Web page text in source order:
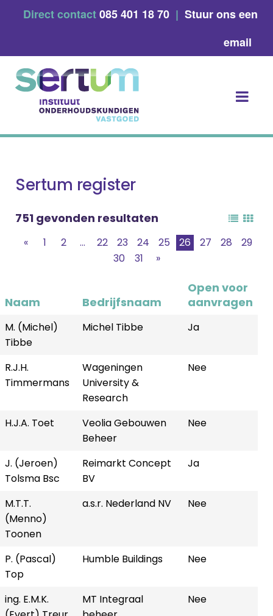
Direct contact085 401 18 70 | Stuur ons een
email
Sertum register
751 gevonden resultaten
« 1 2 ... 22 23 24 25 26 27 28
29
30
31 »
Naam Bedrijfsnaam
Open voor
aanvragen
M. (Michel)
Tibbe
Michel Tibbe Ja
R.J.H.
Timmermans
Wageningen
University &
Research
Nee
H.J.A. Toet
Veolia Gebouwen
Beheer
Nee
J. (Jeroen)
Tolsma Bsc
Reimarkt Concept
BV
Ja
M.T.T.
(Menno)
Toonen
a.s.r. Nederland NV Nee
P. (Pascal)
Top
Humble Buildings Nee
ing. E.M.K.
MT Integraal
Nee